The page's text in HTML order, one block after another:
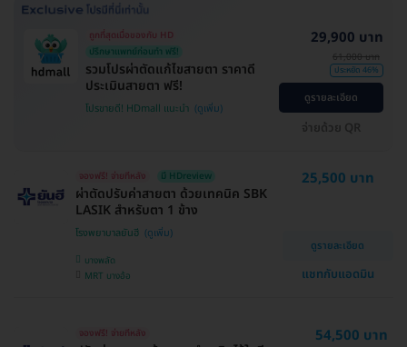
ถูกที่สุดเมื่อของกับ HD
ปรึกษาแพทย์ก่อนทำ ฟรี!
รวมโปรผ่าตัดแก้ไขสายตา ราคาดี
ประเมินสายตา ฟรี!
โปรขายดี! HDmall แนะนำ
29,900 บาท
61,000 บาท
ประหยัด 46%
ดูรายละเอียด
จองฟรี! จ่ายทีหลัง มี HDreview
ผ่าตัดปรับค่าสายตา ด้วยเทคนิค SBK
LASIK สำหรับตา 1 ข้าง
โรงพยาบาลยันฮี
บางพลัด
MRT บางอ้อ
25,500 บาท
ดูรายละเอียด
แชทกับแอดมิน
จองฟรี! จ่ายทีหลัง 54,500 บาท